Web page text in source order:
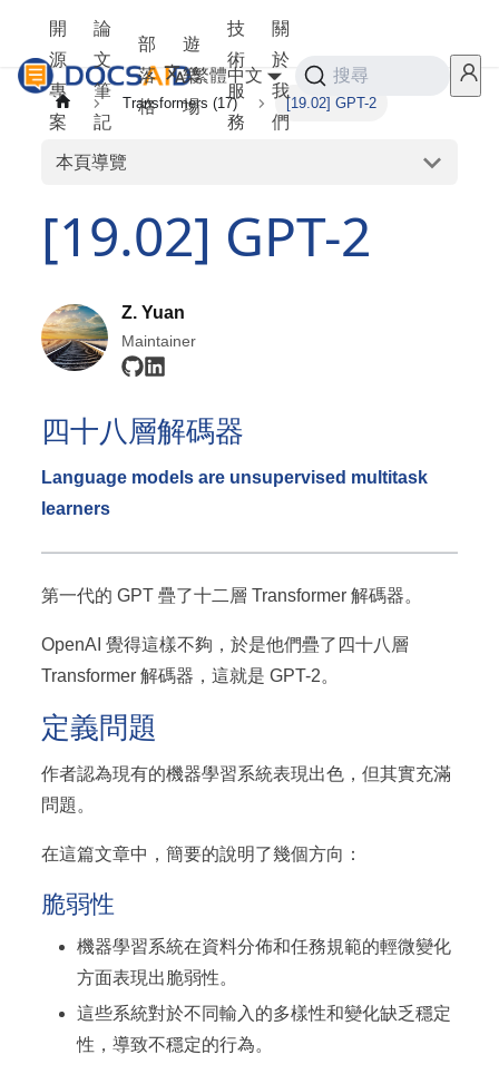
開
源
專
案
論
文
筆
記
部
落
格
遊
樂
場
技
術
服
務
關
於
我
們
繁體中文 搜尋
Transformers (17) [19.02] GPT-2
本頁導覽
[19.02] GPT-2
Z. Yuan
Maintainer
四十八層解碼器
Language models are unsupervised multitask
learners
第一代的 GPT 疊了十二層 Transformer 解碼器。
OpenAI 覺得這樣不夠，於是他們疊了四十八層
Transformer 解碼器，這就是 GPT-2。
定義問題
作者認為現有的機器學習系統表現出色，但其實充滿
問題。
在這篇文章中，簡要的說明了幾個方向：
脆弱性
機器學習系統在資料分佈和任務規範的輕微變化
方面表現出脆弱性。
這些系統對於不同輸入的多樣性和變化缺乏穩定
性，導致不穩定的行為。